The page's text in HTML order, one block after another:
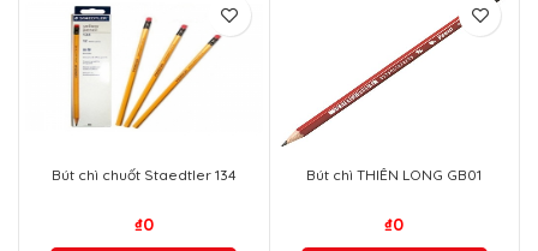
Bút chì chuốt Staedtler 134
₫0
Bút chì THIÊN LONG GB01
₫0